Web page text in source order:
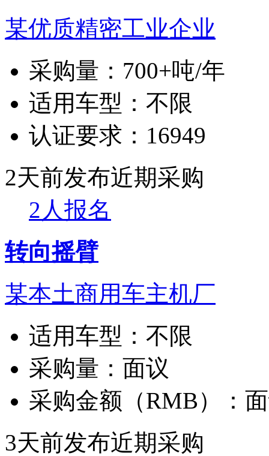
某优质精密工业企业
采购量： 700+吨/年
适用车型： 不限
认证要求： 16949
2天前发布近期采购
2人报名
转向摇臂
某本土商用车主机厂
适用车型： 不限
采购量： 面议
采购金额（RMB）：
3天前发布近期采购